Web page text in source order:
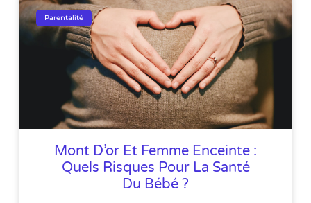
Parentalité
Mont D’or Et Femme Enceinte :
Quels Risques Pour La Santé
Du Bébé ?